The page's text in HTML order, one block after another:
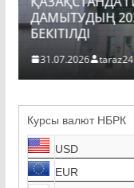
ДАМЫТУДЫҢ
БЕКІТІЛДІ
31.07.2026
Курсы валют НБРК
USD
EUR